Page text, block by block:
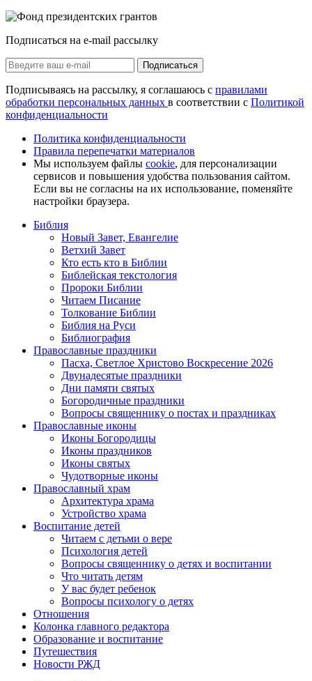
Подписаться на e-mail рассылку
Подписаться
Подписываясь на рассылку, я соглашаюсь с правилами
обработки персональных данных в соответствии с Политикой
конфиденциальности
Политика конфиденциальности
Правила перепечатки материалов
Мы используем файлы cookie, для персонализации
сервисов и повышения удобства пользования сайтом.
Если вы не согласны на их использование, поменяйте
настройки браузера.
Библия
Новый Завет, Евангелие
Ветхий Завет
Кто есть кто в Библии
Библейская текстология
Пророки Библии
Читаем Писание
Толкование Библии
Библия на Руси
Библиография
Православные праздники
Пасха, Светлое Христово Воскресение 2026
Двунадесятые праздники
Дни памяти святых
Богородичные праздники
Вопросы священнику о постах и праздниках
Православные иконы
Иконы Богородицы
Иконы праздников
Иконы святых
Чудотворные иконы
Православный храм
Архитектура храма
Устройство храма
Воспитание детей
Читаем с детьми о вере
Психология детей
Вопросы священнику о детях и воспитании
Что читать детям
У вас будет ребенок
Вопросы психологу о детях
Отношения
Колонка главного редактора
Образование и воспитание
Путешествия
Новости РЖД